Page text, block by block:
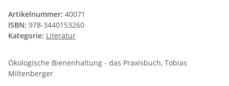
Artikelnummer: 40071
ISBN: 978-3440153260
Kategorie: Literatur
Ökologische Bienenhaltung - das Praxisbuch, Tobias
Miltenberger